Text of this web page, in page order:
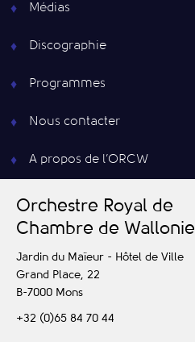
Médias
Discographie
Programmes
Nous contacter
A propos de l’ORCW
Orchestre Royal de
Chambre de Wallonie
Jardin du Maïeur - Hôtel de Ville
Grand Place, 22
B-7000 Mons
+32 (0)65 84 70 44